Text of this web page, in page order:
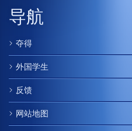
导航
夺得
外国学生
反馈
网站地图